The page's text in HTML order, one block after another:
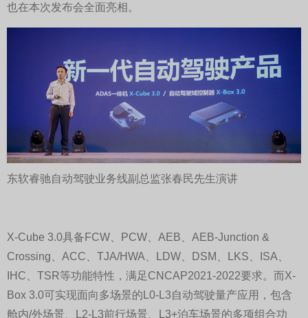
也在本次发布会全面亮相。
东软睿驰自动驾驶业务线副总监张春民先生演讲
X-Cube 3.0具备FCW、PCW、AEB、AEB-Junction &
Crossing、ACC、TJA/HWA、LDW、DSM、LKS、ISA、
IHC、TSR等功能特性，满足CNCAP2021-2022要求。而X-
Box 3.0可实现面向多场景的L0-L3自动驾驶量产应用，包含
舱内/外场景、L2-L3前行场景、L3+泊车场景的多项组合功